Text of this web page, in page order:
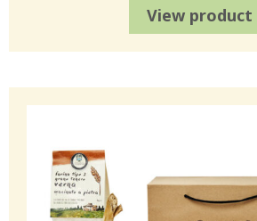
View product